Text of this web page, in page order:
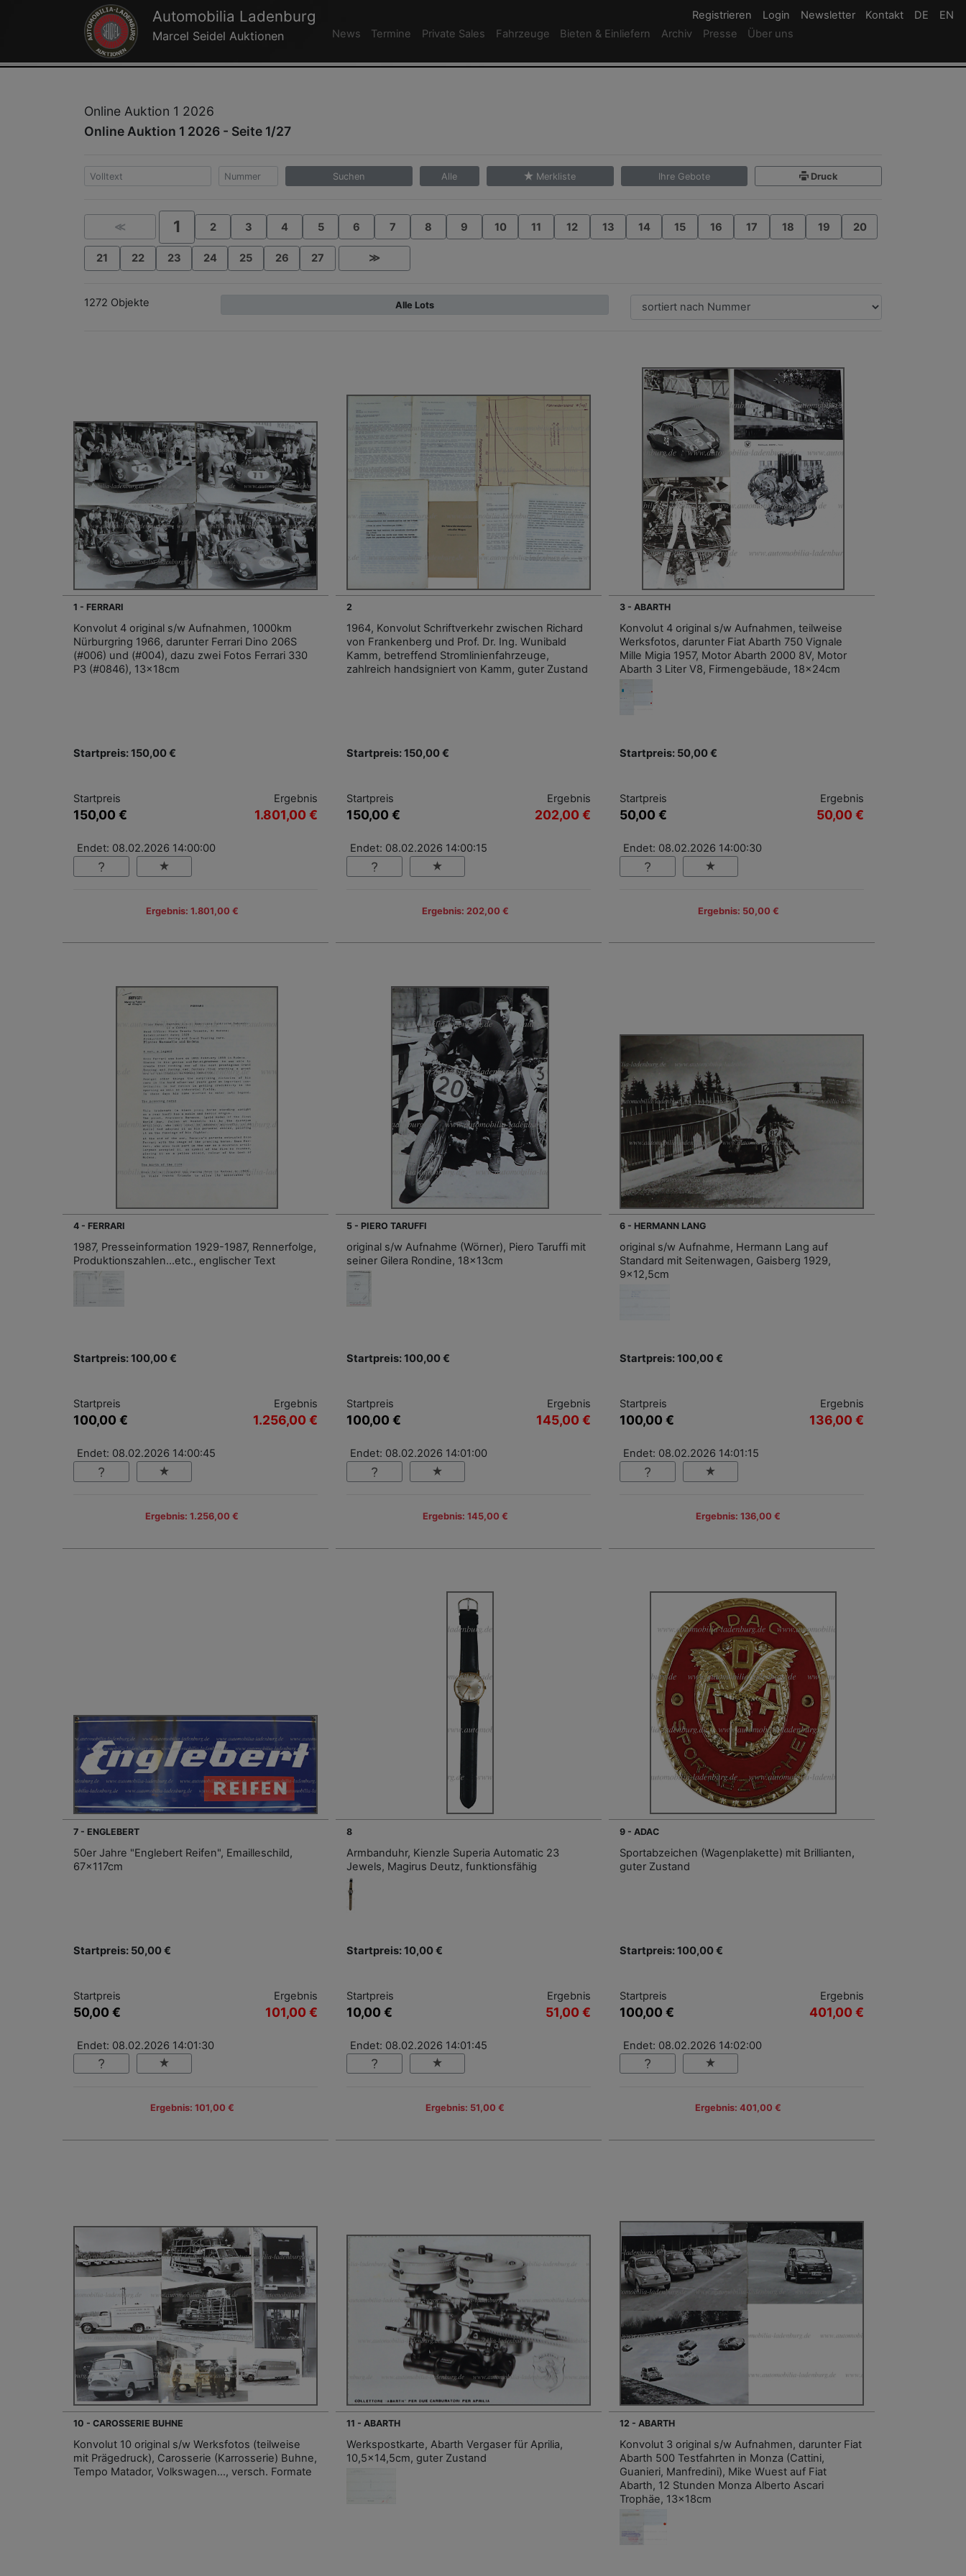
Automobilia Ladenburg
Marcel Seidel Auktionen News Termine Private Sales Fahrzeuge Bieten & Einliefern Archiv Presse Über uns
Registrieren Registrieren
Login Login
NewsletterNewsletter
Kontakt Newsletter
DE EN
Online Auktion 1 2026
Online Auktion 1 2026 - Seite 1/27
Suchen Alle Merkliste Ihre Gebote Druck
≪ 1 2 3 4 5 6 7 8 9 10 11 12 13 14 15 16 17 18 19 20
21 22 23 24 25 26 27 ≫
1272 Objekte Alle Lots
1 - FERRARI
Konvolut 4 original s/w Aufnahmen, 1000km
Nürburgring 1966, darunter Ferrari Dino 206S
(#006) und (#004), dazu zwei Fotos Ferrari 330
P3 (#0846), 13x18cm
Startpreis: 150,00 €
Startpreis
150,00 €
Ergebnis
1.801,00 €
Endet: 08.02.2026 14:00:00
Ergebnis: 1.801,00 €
2
1964, Konvolut Schriftverkehr zwischen Richard
von Frankenberg und Prof. Dr. Ing. Wunibald
Kamm, betreffend Stromlinienfahrzeuge,
zahlreich handsigniert von Kamm, guter Zustand
Startpreis: 150,00 €
Startpreis
150,00 €
Ergebnis
202,00 €
Endet: 08.02.2026 14:00:15
Ergebnis: 202,00 €
3 - ABARTH
Konvolut 4 original s/w Aufnahmen, teilweise
Werksfotos, darunter Fiat Abarth 750 Vignale
Mille Migia 1957, Motor Abarth 2000 8V, Motor
Abarth 3 Liter V8, Firmengebäude, 18x24cm
Startpreis: 50,00 €
Startpreis
50,00 €
Ergebnis
50,00 €
Endet: 08.02.2026 14:00:30
Ergebnis: 50,00 €
4 - FERRARI
1987, Presseinformation 1929-1987, Rennerfolge,
Produktionszahlen...etc., englischer Text
Startpreis: 100,00 €
Startpreis
100,00 €
Ergebnis
1.256,00 €
Endet: 08.02.2026 14:00:45
Ergebnis: 1.256,00 €
5 - PIERO TARUFFI
original s/w Aufnahme (Wörner), Piero Taruffi mit
seiner Gilera Rondine, 18x13cm
Startpreis: 100,00 €
Startpreis
100,00 €
Ergebnis
145,00 €
Endet: 08.02.2026 14:01:00
Ergebnis: 145,00 €
6 - HERMANN LANG
original s/w Aufnahme, Hermann Lang auf
Standard mit Seitenwagen, Gaisberg 1929,
9x12,5cm
Startpreis: 100,00 €
Startpreis
100,00 €
Ergebnis
136,00 €
Endet: 08.02.2026 14:01:15
Ergebnis: 136,00 €
7 - ENGLEBERT
50er Jahre "Englebert Reifen", Emailleschild,
67x117cm
Startpreis: 50,00 €
Startpreis
50,00 €
Ergebnis
101,00 €
Endet: 08.02.2026 14:01:30
Ergebnis: 101,00 €
8
Armbanduhr, Kienzle Superia Automatic 23
Jewels, Magirus Deutz, funktionsfähig
Startpreis: 10,00 €
Startpreis
10,00 €
Ergebnis
51,00 €
Endet: 08.02.2026 14:01:45
Ergebnis: 51,00 €
9 - ADAC
Sportabzeichen (Wagenplakette) mit Brillianten,
guter Zustand
Startpreis: 100,00 €
Startpreis
100,00 €
Ergebnis
401,00 €
Endet: 08.02.2026 14:02:00
Ergebnis: 401,00 €
10 - CAROSSERIE BUHNE
Konvolut 10 original s/w Werksfotos (teilweise
mit Prägedruck), Carosserie (Karrosserie) Buhne,
Tempo Matador, Volkswagen..., versch. Formate
11 - ABARTH
Werkspostkarte, Abarth Vergaser für Aprilia,
10,5x14,5cm, guter Zustand
12 - ABARTH
Konvolut 3 original s/w Aufnahmen, darunter Fiat
Abarth 500 Testfahrten in Monza (Cattini,
Guanieri, Manfredini), Mike Wuest auf Fiat
Abarth, 12 Stunden Monza Alberto Ascari
Trophäe, 13x18cm